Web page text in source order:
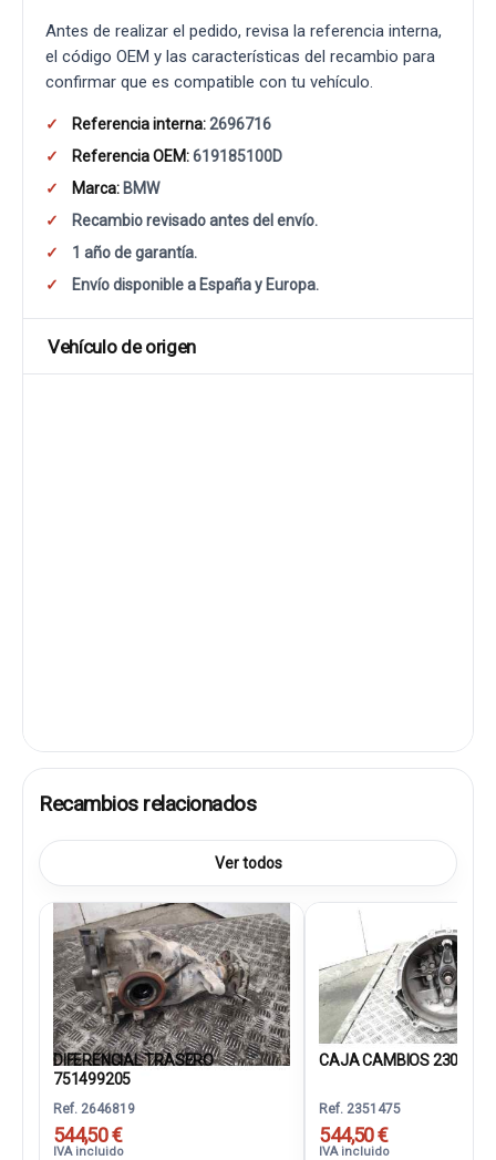
Antes de realizar el pedido, revisa la referencia interna,
el código OEM y las características del recambio para
confirmar que es compatible con tu vehículo.
Referencia interna:2696716
Referencia OEM:619185100D
Marca: BMW
Recambio revisado antes del envío.
1 año de garantía.
Envío disponible a España y Europa.
Vehículo de origen
Recambios relacionados
Ver todos
DIFERENCIAL TRASERO
751499205
Ref. 2646819
544,50 €
IVA incluido
CAJA CAMBIOS
Ref. 2351475
544,50 €
IVA incluido